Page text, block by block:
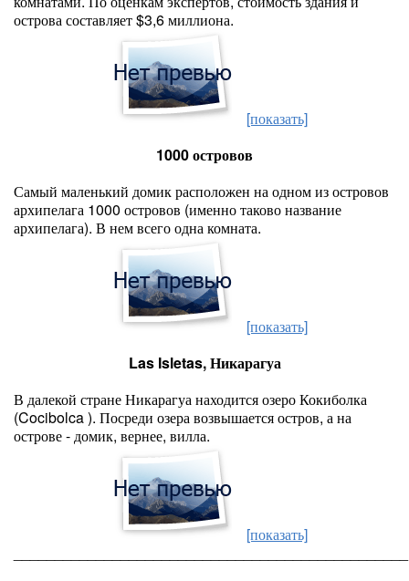
острова составляет $3,6 миллиона.
[показать]
1000 островов
Самый маленький домик расположен на одном из островов
архипелага 1000 островов (именно таково название
архипелага). В нем всего одна комната.
[показать]
Las Isletas, Никарагуа
В далекой стране Никарагуа находится озеро Кокиболка
(Cocibolca ). Посреди озера возвышается остров, а на
острове - домик, вернее, вилла.
[показать]